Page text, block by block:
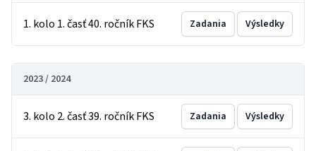
1. kolo 1. časť 40. ročník FKS Zadania Výsledky
2023 / 2024
3. kolo 2. časť 39. ročník FKS Zadania Výsledky